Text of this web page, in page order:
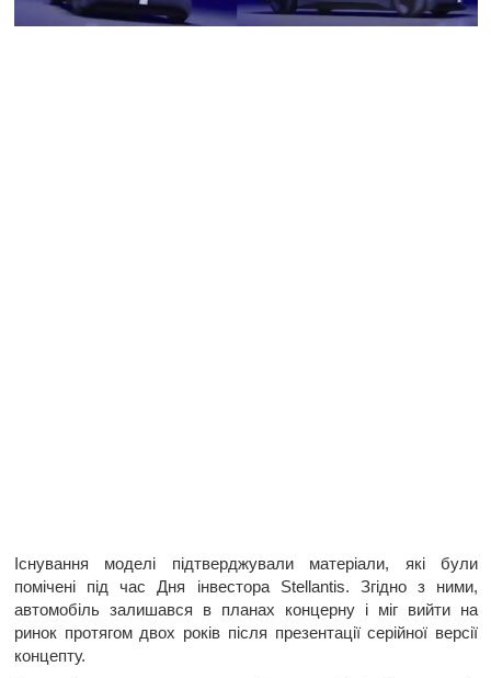
Існування моделі підтверджували матеріали, які були
помічені під час Дня інвестора Stellantis. Згідно з ними,
автомобіль залишався в планах концерну і міг вийти на
ринок протягом двох років після презентації серійної версії
концепту.